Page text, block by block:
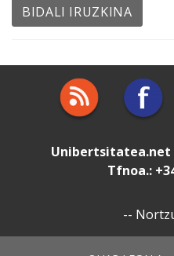
Unibertsitatea.net
Tfnoa.:
--